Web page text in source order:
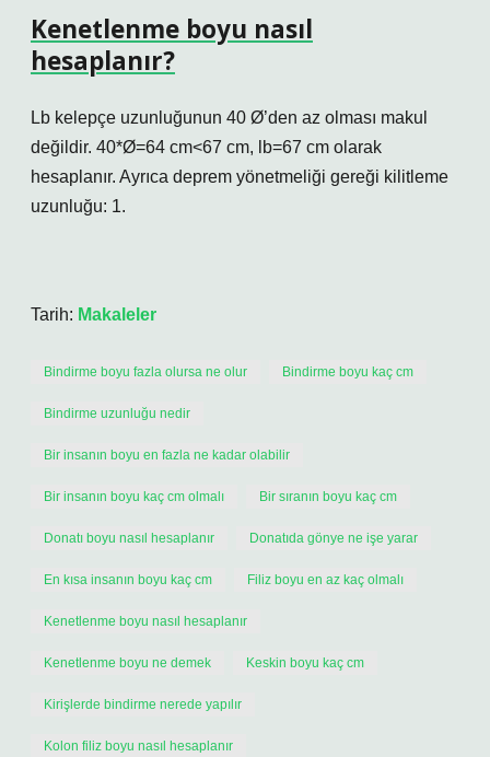
Kenetlenme boyu nasıl
hesaplanır?
Lb kelepçe uzunluğunun 40 Ø’den az olması makul
değildir. 40*Ø=64 cm<67 cm, lb=67 cm olarak
hesaplanır. Ayrıca deprem yönetmeliği gereği kilitleme
uzunluğu: 1.
Tarih: Makaleler
Bindirme boyu fazla olursa ne olur Bindirme boyu kaç cm
Bindirme uzunluğu nedir
Bir insanın boyu en fazla ne kadar olabilir
Bir insanın boyu kaç cm olmalı Bir sıranın boyu kaç cm
Donatı boyu nasıl hesaplanır Donatıda gönye ne işe yarar
En kısa insanın boyu kaç cm Filiz boyu en az kaç olmalı
Kenetlenme boyu nasıl hesaplanır
Kenetlenme boyu ne demek Keskin boyu kaç cm
Kirişlerde bindirme nerede yapılır
Kolon filiz boyu nasıl hesaplanır